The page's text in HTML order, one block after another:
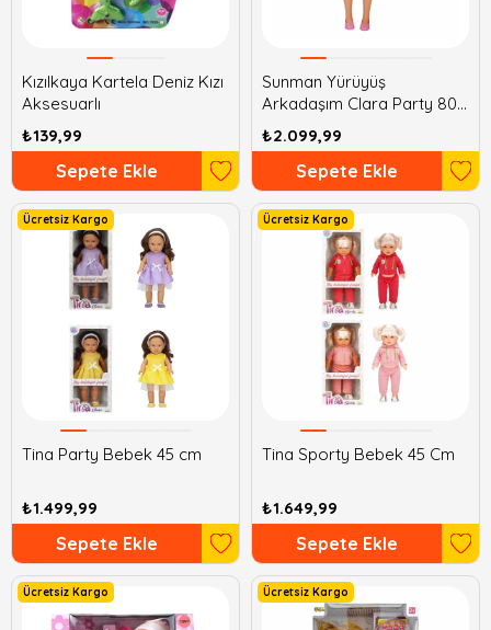
Kızılkaya Kartela Deniz Kızı
Aksesuarlı
₺139,99
Sepete Ekle
Sunman Yürüyüş
Arkadaşım Clara Party 80
cm
₺2.099,99
Sepete Ekle
Tina Party Bebek 45 cm
₺1.499,99
Ücretsiz Kargo
Sepete Ekle
Tina Sporty Bebek 45 Cm
₺1.649,99
Ücretsiz Kargo
Sepete Ekle
Ücretsiz Kargo Ücretsiz Kargo